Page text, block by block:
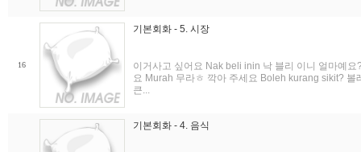
16
기본회화 - 5. 시장
이거사고 싶어요 Nak beli inin 낙 블리 이니 얼마예
요 Murah 무라ㅎ 깍아 주세요 Boleh kurang sikit?
큰...
기본회화 - 4. 음식